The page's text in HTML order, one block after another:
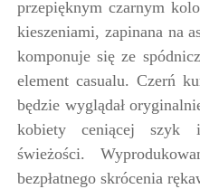
przepięknym czarnym
kieszeniami, zapinana na
komponuje się ze
element casualu. Czerń
będzie wyglądał
kobiety ceniącej szyk
świeżości.
bezpłatnego skrócenia